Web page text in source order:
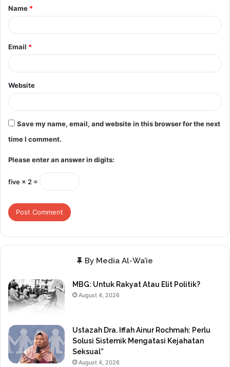
*
Name *
Email *
Website
Save my name, email, and website in this browser for the next
time I comment.
Please enter an answer in digits:
five × 2 =
By Media Al-Wa’ie
MBG: Untuk Rakyat Atau Elit Politik?
August 4, 2026
Ustazah Dra. Iffah Ainur Rochmah: Perlu
Solusi Sistemik Mengatasi Kejahatan
Seksual”
August 4, 2026